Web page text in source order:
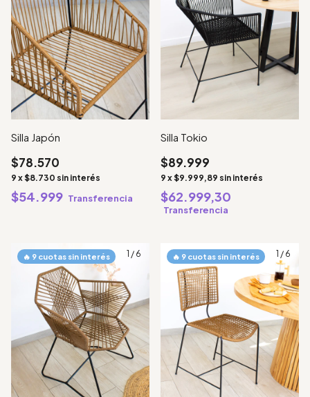
Silla Japón
$78.570
9 x$8.730 sin interés
$54.999 Transferencia
Silla Tokio
$89.999
9 x$9.999,89 sin interés
$62.999,30
Transferencia
1 / 6 1 / 6